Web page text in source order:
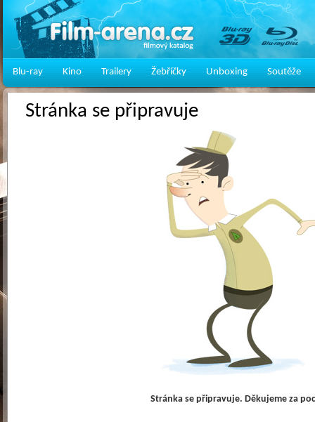
Blu-ray Kino Trailery Žebříčky Unboxing Soutěže
Stránka se připravuje
Stránka se připravuje. Děkujeme za